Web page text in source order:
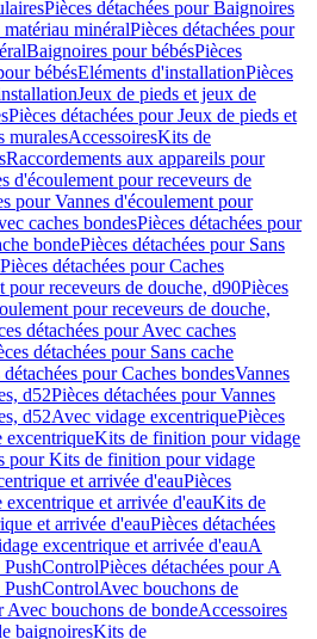
Pièces détachées pour Baignoires
minéralPièces détachées pour
Baignoires pour bébésPièces
bébésEléments d'installationPièces
Jeux de pieds et jeux de
Pièces détachées pour Jeux de pieds et
muralesAccessoiresKits de
Raccordements aux appareils pour
d'écoulement pour receveurs de
pour Vannes d'écoulement pour
caches bondesPièces détachées pour
bondePièces détachées pour Sans
Pièces détachées pour Caches
pour receveurs de douche, d90Pièces
pour receveurs de douche,
détachées pour Avec caches
détachées pour Sans cache
détachées pour Caches bondesVannes
d52Pièces détachées pour Vannes
d52Avec vidage excentriquePièces
excentriqueKits de finition pour vidage
pour Kits de finition pour vidage
et arrivée d'eauPièces
et arrivée d'eauKits de
et arrivée d'eauPièces détachées
excentrique et arrivée d'eauA
PushControlPièces détachées pour A
PushControlAvec bouchons de
Avec bouchons de bondeAccessoires
baignoiresKits de